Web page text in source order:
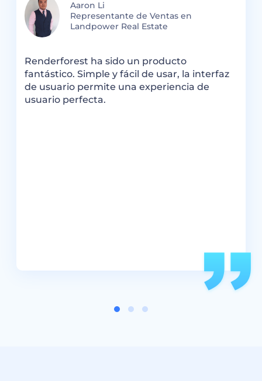
Aaron Li
Representante de Ventas en
Landpower Real Estate
Renderforest ha sido un producto
fantástico. Simple y fácil de usar, la interfaz
de usuario permite una experiencia de
usuario perfecta.